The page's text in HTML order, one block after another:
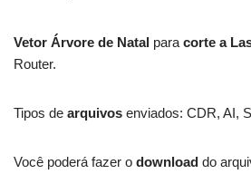
Vetor Árvore de Natal para corte a
Router.
Tipos de arquivos enviados: CDR, AI,
Você poderá fazer o download do